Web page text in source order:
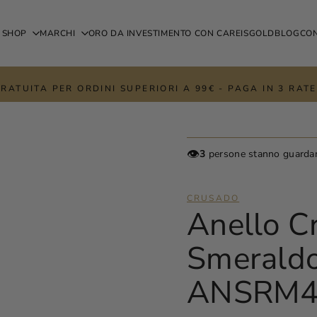
SHOP MARCHI ORO DA INVESTIMENTO CON CAREISGOLDBLOG
PER ORDINI SUPERIORI A 99€ - PAGA IN 3
👁️3 persone stanno
CRUSADO
Anello